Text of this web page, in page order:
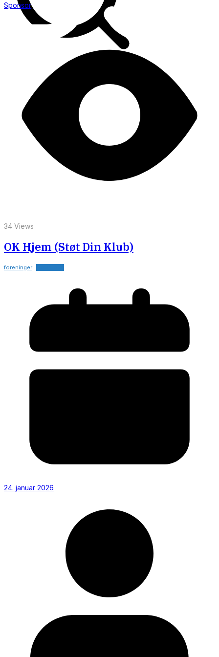
Sponsor
34 Views
OK Hjem (Støt Din Klub)
foreninger
24. januar 2026